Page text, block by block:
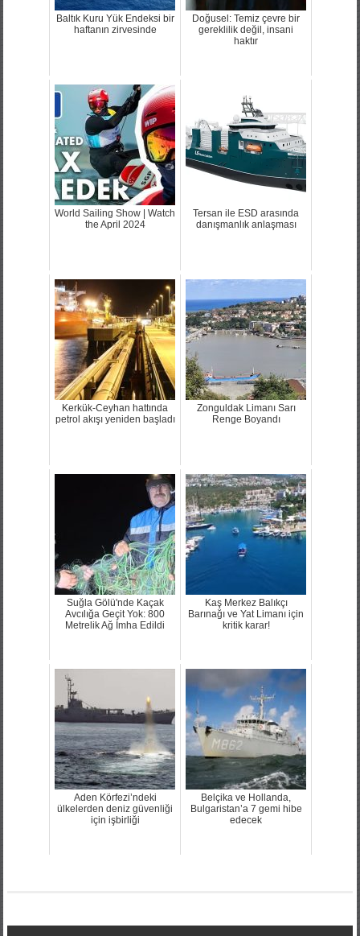
Baltık Kuru Yük Endeksi bir
Doğusel: Temiz çevre bir
gereklilik değil, insani
World Sailing Show | Watch
Tersan ile ESD arasında
danışmanlık anlaşması
Kerkük-Ceyhan hattında
petrol akışı yeniden başladı
Zonguldak Limanı Sarı
Suğla Gölü'nde Kaçak
Avcılığa Geçit Yok: 800
Kaş Merkez Balıkçı
Barınağı ve Yat Limanı için
Aden Körfezi’ndeki
ülkelerden deniz güvenliği
için işbirliği
Belçika ve Hollanda,
Bulgaristan’a 7 gemi hibe